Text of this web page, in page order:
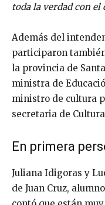
toda la verdad con el
Además del
participaron
la provincia de
ministra de
ministro de cultura
secretaria de
En primera
Juliana Idigoras y
de Juan Cruz,